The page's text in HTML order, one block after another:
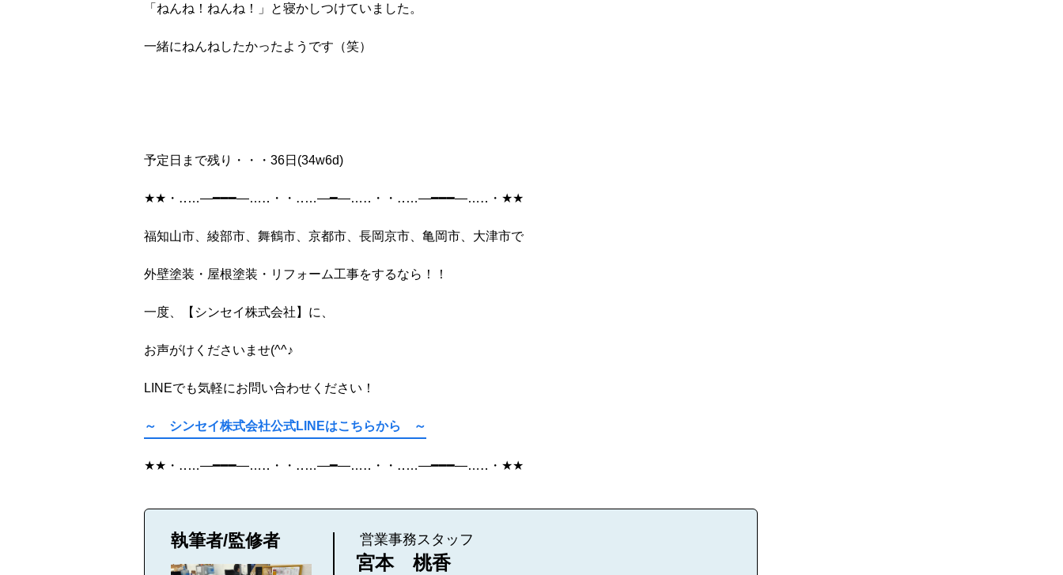
「ねんね！ねんね！」と寝かしつけていました。
一緒にねんねしたかったようです（笑）
予定日まで残り・・・ 36日 (34w6d)
★★ ・‥ …―━━━―…‥ ・・‥ …―━―…‥ ・・‥ …―━━━―…‥ ・ ★★
福知山市、綾部市、舞鶴市、京都市、長岡京市、亀岡市、大津市で
外壁塗装・屋根塗装・リフォーム工事をするなら！！
一度、【シンセイ株式会社】に、
お声がけくださいませ(^^♪
LINEでも気軽にお問い合わせください！
～ シンセイ株式会社公式LINEはこちらから ～
★★ ・‥ …―━━━―…‥ ・・‥ …―━―…‥ ・・‥ …―━━━―…‥ ・ ★★
執筆者/監修者 営業事務スタッフ
宮本 桃香